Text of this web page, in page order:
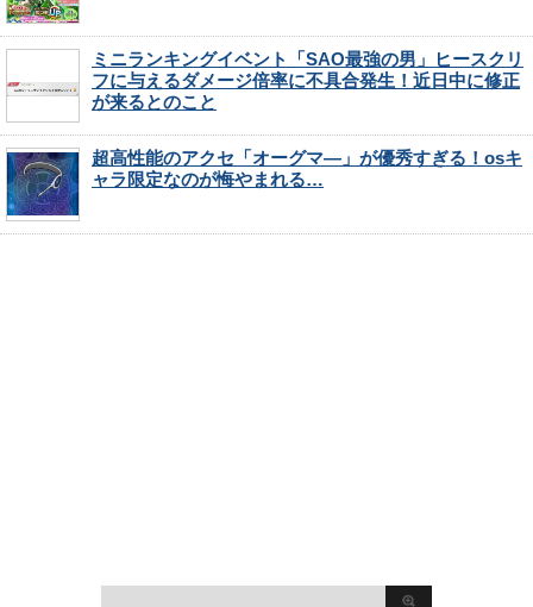
ミニランキングイベント「SAO最強の男」ヒースクリ
フに与えるダメージ倍率に不具合発生！近日中に修正
が来るとのこと
超高性能のアクセ「オーグマ―」が優秀すぎる！osキ
ャラ限定なのが悔やまれる…